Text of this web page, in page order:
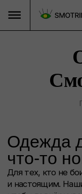
Одежда для
чтобы подчёркивать
и за его пределами.
Мы не просто шьём
мы одушевляем каждую
шортах или юбке есть
их особенными.